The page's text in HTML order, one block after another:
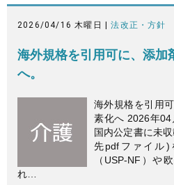
2026/04/16 木曜日 |法改正・方針
海外規格を引用可に、添加
へ。
海外規格を引用
素化へ 2026年
国内公定書に未
先pdfファイル)
（USP-NF）や
れ…